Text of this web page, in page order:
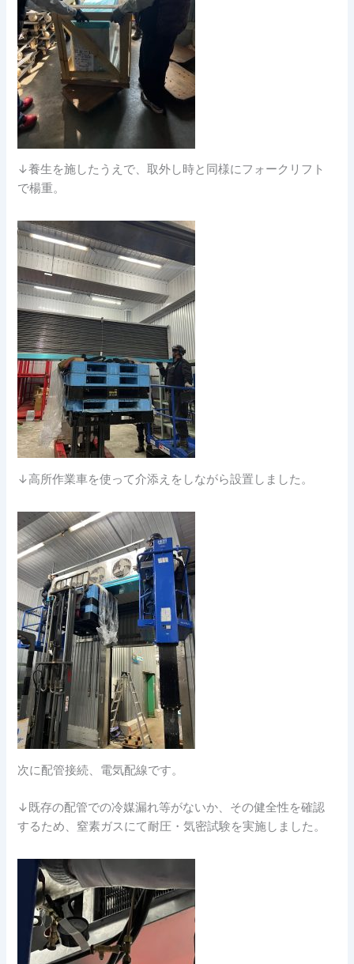
↓養生を施したうえで、取外し時と同様にフォークリフト
で楊重。
↓高所作業車を使って介添えをしながら設置しました。
次に配管接続、電気配線です。
↓既存の配管での冷媒漏れ等がないか、その健全性を確認
するため、窒素ガスにて耐圧・気密試験を実施しました。